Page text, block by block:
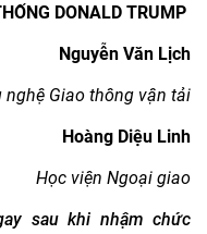
DONALD TRUMP
Nguyễn Văn Lịch
nghệ Giao thông vận tải
Hoàng Diệu Linh
Học viện Ngoại giao
sau khi nhậm chức